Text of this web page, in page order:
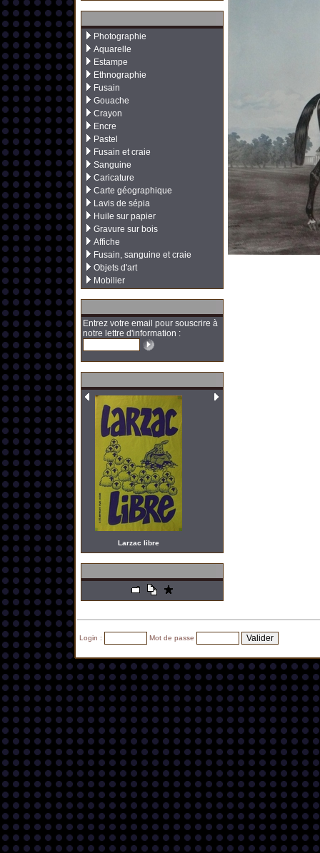
Photographie
Aquarelle
Estampe
Ethnographie
Fusain
Gouache
Crayon
Encre
Pastel
Fusain et craie
Sanguine
Caricature
Carte géographique
Lavis de sépia
Huile sur papier
Gravure sur bois
Affiche
Fusain, sanguine et craie
Objets d'art
Mobilier
Entrez votre email pour souscrire à
notre lettre d'information :
Larzac libre
Login : Mot de passe